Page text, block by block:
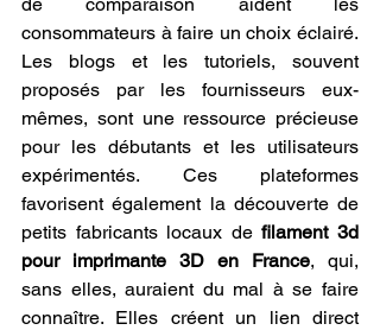
consommateurs à faire un choix éclairé.
Les blogs et les tutoriels, souvent
proposés par les fournisseurs eux-
mêmes, sont une ressource précieuse
pour les débutants et les utilisateurs
expérimentés. Ces plateformes
favorisent également la découverte de
petits fabricants locaux de filament 3d
pour imprimante 3D en France, qui,
sans elles, auraient du mal à se faire
connaître. Elles créent un lien direct